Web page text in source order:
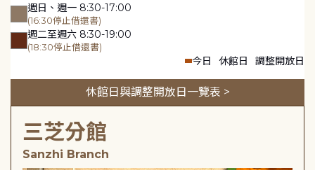
週日、週一 8:30-17:00
(16:30停止借還書)
週二至週六 8:30-19:00
(18:30停止借還書)
今日 休館日 調整開放日
休館日與調整開放日一覽表 >
三芝分館
Sanzhi Branch